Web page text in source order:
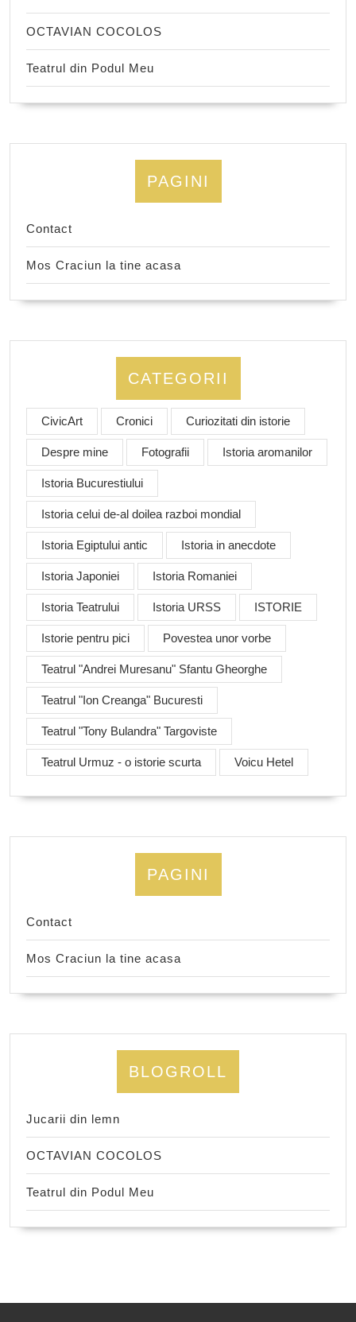
OCTAVIAN COCOLOS
Teatrul din Podul Meu
PAGINI
Contact
Mos Craciun la tine acasa
CATEGORII
CivicArt Cronici Curiozitati din istorie
Despre mine Fotografii Istoria aromanilor
Istoria Bucurestiului
Istoria celui de-al doilea razboi mondial
Istoria Egiptului antic Istoria in anecdote
Istoria Japoniei Istoria Romaniei
Istoria Teatrului Istoria URSS ISTORIE
Istorie pentru pici Povestea unor vorbe
Teatrul "Andrei Muresanu" Sfantu Gheorghe
Teatrul "Ion Creanga" Bucuresti
Teatrul "Tony Bulandra" Targoviste
Teatrul Urmuz - o istorie scurta Voicu Hetel
PAGINI
Contact
Mos Craciun la tine acasa
BLOGROLL
Jucarii din lemn
OCTAVIAN COCOLOS
Teatrul din Podul Meu